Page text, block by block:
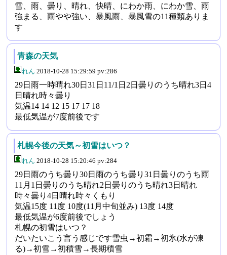
雪、雨、曇り、晴れ、快晴、にわか雨、にわか雪、雨
強まる、雨やや強い、暴風雨、暴風雪の11種類ありま
す
青森の天気
れん 2018-10-28 15:29:59 pv:286
29日雨一時晴れ30日31日11/1日2日曇りのうち晴れ3日4
日晴れ時々曇り
気温14 14 12 15 17 17 18
最低気温が7度前後です
札幌今後の天気～初雪はいつ？
れん 2018-10-28 15:20:46 pv:284
29日雨のうち曇り30日雨のうち曇り31日曇りのうち雨
11月1日曇りのうち晴れ2日曇りのうち晴れ3日晴れ
時々曇り4日晴れ時々くもり
気温15度 11度 10度(11月中旬並み) 13度 14度
最低気温が6度前後でしょう
札幌の初雪はいつ？
だいたいこう言う感じです雪虫→初霜→初氷(水が凍
る)→初雪→初積雪→長期積雪